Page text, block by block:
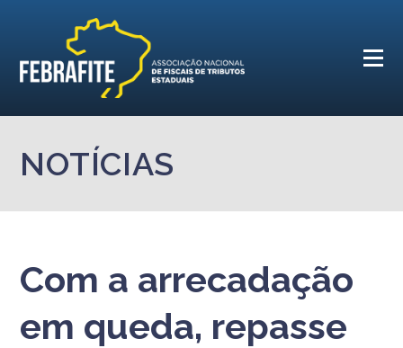
NOTÍCIAS
Com a arrecadação
em queda, repasse